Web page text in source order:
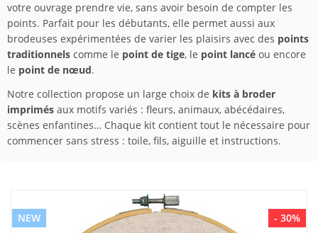
votre ouvrage prendre vie, sans avoir besoin de compter les
points. Parfait pour les débutants, elle permet aussi aux
brodeuses expérimentées de varier les plaisirs avec des points
traditionnels comme le point de tige, le point lancé ou encore
le point de nœud.
Notre collection propose un large choix de kits à broder
imprimés aux motifs variés : fleurs, animaux, abécédaires,
scènes enfantines… Chaque kit contient tout le nécessaire pour
commencer sans stress : toile, fils, aiguille et instructions.
- 30%
NEW